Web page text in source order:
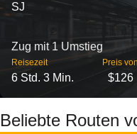
SJ
Zug mit 1 Umstieg
Reisezeit
6 Std. 3 Min.
Preis von
$126
Beliebte Routen